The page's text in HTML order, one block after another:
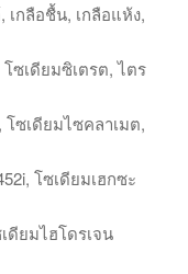
เกลือชื้น, เกลือแห้ง,
โซเดียมซิเตรต, ไตร
โซเดียมไซคลาเมต,
โซเดียมเฮกซะ
ดียมไฮโดรเจน